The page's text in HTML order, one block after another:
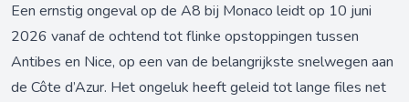
Een ernstig ongeval op de A8 bij Monaco leidt op 10 juni
2026 vanaf de ochtend tot flinke opstoppingen tussen
Antibes en Nice, op een van de belangrijkste snelwegen aan
de Côte d’Azur. Het ongeluk heeft geleid tot lange files net